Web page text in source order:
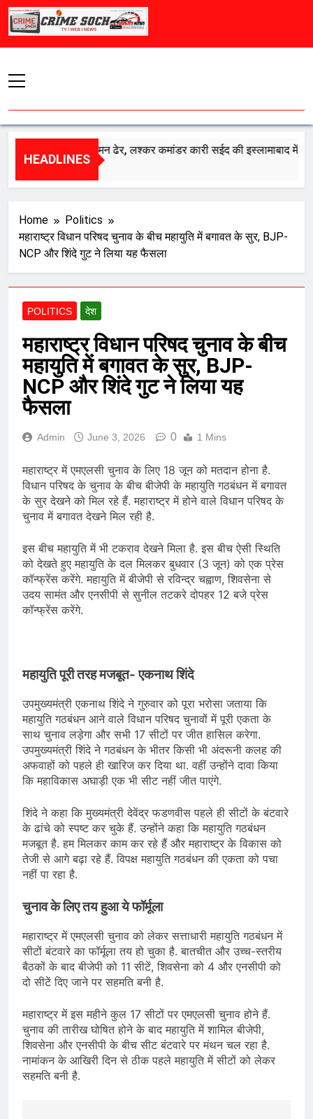
Skip
HEADLINES
का एक और दुश्मन ढेर, लश्कर कमांडर कारी सईद की इस्लामाबाद में मौत
Home
Politics
महाराष्ट्र विधान परिषद चुनाव के बीच महायुति में बगावत के सुर, BJP-
NCP और शिंदे गुट ने लिया यह फैसला
POLITICS देश
महाराष्ट्र विधान परिषद चुनाव के बीच
महायुति में बगावत के सुर, BJP-
NCP और शिंदे गुट ने लिया यह
फैसला
Admin June 3, 2026 0 1 Mins
महाराष्ट्र में एमएलसी चुनाव के लिए 18 जून को मतदान होना है.
विधान परिषद के चुनाव के बीच बीजेपी के महायुति गठबंधन में बगावत
के सुर देखने को मिल रहे हैं. महाराष्ट्र में होने वाले विधान परिषद के
चुनाव में बगावत देखने मिल रही है.
इस बीच महायुति में भी टकराव देखने मिला है. इस बीच ऐसी स्थिति
को देखते हुए महायुति के दल मिलकर बुधवार (3 जून) को एक प्रेस
कॉन्फ्रेंस करेंगे. महायुति में बीजेपी से रविन्द्र चह्वाण, शिवसेना से
उदय सामंत और एनसीपी से सुनील तटकरे दोपहर 12 बजे प्रेस
कॉन्फ्रेंस करेंगे.
महायुति पूरी तरह मजबूत- एकनाथ शिंदे
उपमुख्यमंत्री एकनाथ शिंदे ने गुरुवार को पूरा भरोसा जताया कि
महायुति गठबंधन आने वाले विधान परिषद चुनावों में पूरी एकता के
साथ चुनाव लड़ेगा और सभी 17 सीटों पर जीत हासिल करेगा.
उपमुख्यमंत्री शिंदे ने गठबंधन के भीतर किसी भी अंदरूनी कलह की
अफवाहों को पहले ही खारिज कर दिया था. वहीं उन्होंने दावा किया
कि महाविकास अघाड़ी एक भी सीट नहीं जीत पाएंगे.
शिंदे ने कहा कि मुख्यमंत्री देवेंद्र फडणवीस पहले ही सीटों के बंटवारे
के ढांचे को स्पष्ट कर चुके हैं. उन्होंने कहा कि महायुति गठबंधन
मजबूत है. हम मिलकर काम कर रहे हैं और महाराष्ट्र के विकास को
तेजी से आगे बढ़ा रहे हैं. विपक्ष महायुति गठबंधन की एकता को पचा
नहीं पा रहा है.
चुनाव के लिए तय हुआ ये फॉर्मूला
महाराष्ट्र में एमएलसी चुनाव को लेकर सत्ताधारी महायुति गठबंधन में
सीटों बंटवारे का फॉर्मूला तय हो चुका है. बातचीत और उच्च-स्तरीय
बैठकों के बाद बीजेपी को 11 सीटें, शिवसेना को 4 और एनसीपी को
दो सीटें दिए जाने पर सहमति बनी है.
महाराष्ट्र में इस महीने कुल 17 सीटों पर एमएलसी चुनाव होने हैं.
चुनाव की तारीख घोषित होने के बाद महायुति में शामिल बीजेपी,
शिवसेना और एनसीपी के बीच सीट बंटवारे पर मंथन चल रहा है.
नामांकन के आखिरी दिन से ठीक पहले महायुति में सीटों को लेकर
सहमति बनी है.